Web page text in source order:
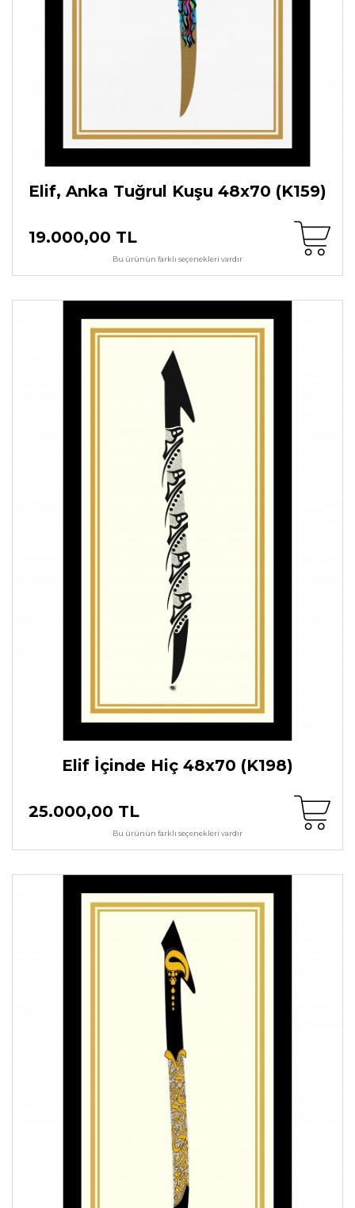
Elif, Anka Tuğrul Kuşu 48x70 (K159)
19.000,00 TL
Bu ürünün farklı seçenekleri vardır
Elif İçinde Hiç 48x70 (K198)
25.000,00 TL
Bu ürünün farklı seçenekleri vardır